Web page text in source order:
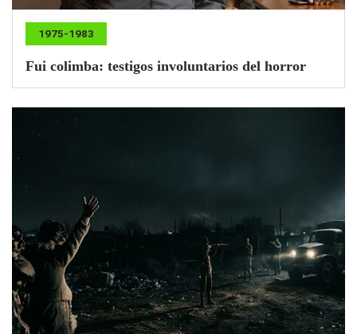
1975-1983
Fui colimba: testigos involuntarios del horror